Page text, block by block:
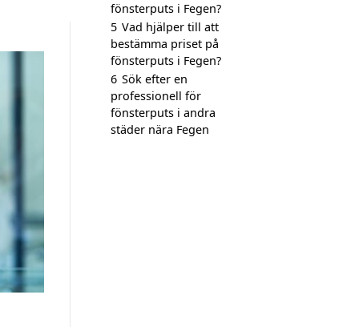
fönsterputs i Fegen?
5 Vad hjälper till att
bestämma priset på
fönsterputs i Fegen?
6 Sök efter en
professionell för
fönsterputs i andra
städer nära Fegen